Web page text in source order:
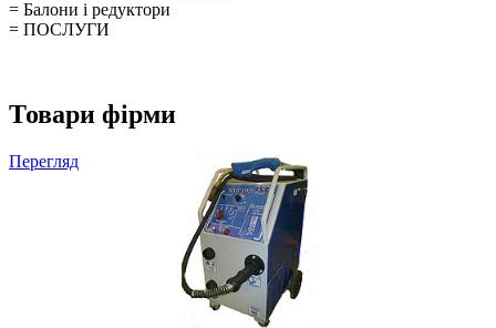
= Балони і редуктори
= ПОСЛУГИ
Товари фірми
Перегляд